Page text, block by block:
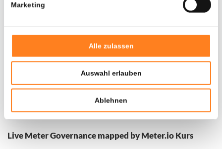
Marketing
Alle zulassen
Auswahl erlauben
Ablehnen
Live Meter Governance mapped by Meter.io Kurs
Door een fout konden er geen gegevens worden